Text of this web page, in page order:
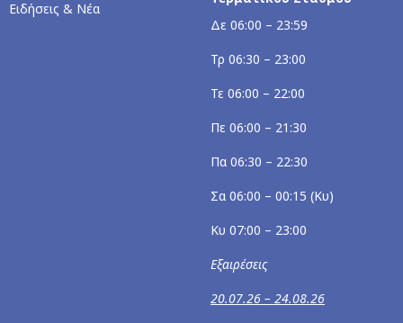
Ειδήσεις & Νέα
Δε 06:00 – 23:59
Τρ 06:30 – 23:00
Τε 06:00 – 22:00
Πε 06:00 – 21:30
Πα 06:30 – 22:30
Σα 06:00 – 00:15 (Κυ)
Κυ 07:00 – 23:00
Εξαιρέσεις
20.07.26 – 24.08.26